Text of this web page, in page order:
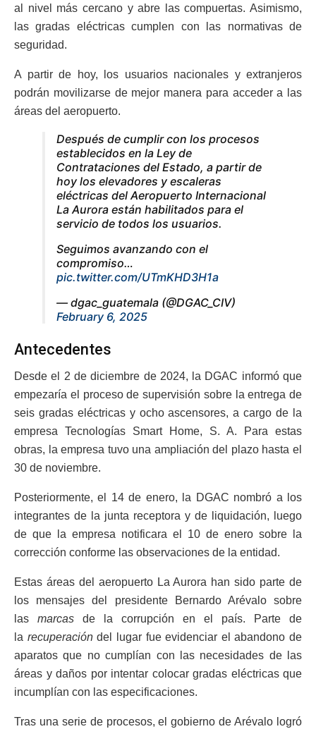
al nivel más cercano y abre las compuertas. Asimismo,
las gradas eléctricas cumplen con las normativas de
seguridad.
A partir de hoy, los usuarios nacionales y extranjeros
podrán movilizarse de mejor manera para acceder a las
áreas del aeropuerto.
Después de cumplir con los procesos
establecidos en la Ley de
Contrataciones del Estado, a partir de
hoy los elevadores y escaleras
eléctricas del Aeropuerto Internacional
La Aurora están habilitados para el
servicio de todos los usuarios.
Seguimos avanzando con el
compromiso…
pic.twitter.com/UTmKHD3H1a
— dgac_guatemala (@DGAC_CIV)
February 6, 2025
Antecedentes
Desde el 2 de diciembre de 2024, la DGAC informó que
empezaría el proceso de supervisión sobre la entrega de
seis gradas eléctricas y ocho ascensores, a cargo de la
empresa Tecnologías Smart Home, S. A. Para estas
obras, la empresa tuvo una ampliación del plazo hasta el
30 de noviembre.
Posteriormente, el 14 de enero, la DGAC nombró a los
integrantes de la junta receptora y de liquidación, luego
de que la empresa notificara el 10 de enero sobre la
corrección conforme las observaciones de la entidad.
Estas áreas del aeropuerto La Aurora han sido parte de
los mensajes del presidente Bernardo Arévalo sobre
las marcas de la corrupción en el país. Parte de
la recuperacióndel lugar fue evidenciar el abandono de
aparatos que no cumplían con las necesidades de las
áreas y daños por intentar colocar gradas eléctricas que
incumplían con las especificaciones.
Tras una serie de procesos, el gobierno de Arévalo logró